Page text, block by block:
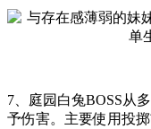
7、庭园白兔BOSS从
予伤害。主要使用投